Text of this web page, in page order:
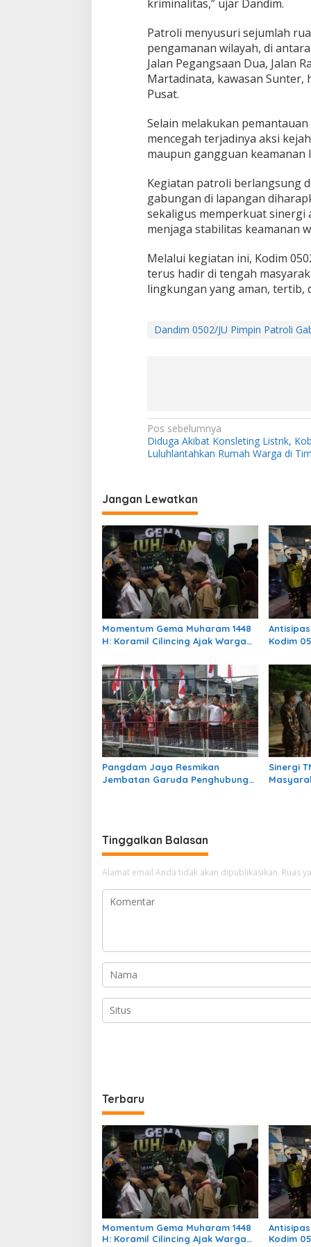
kriminalitas,” ujar Dandim.
Patroli menyusuri sejumlah
pengamanan wilayah, di
Jalan Pegangsaan Dua, Jalan
Martadinata, kawasan Sunter,
Pusat.
Selain melakukan
mencegah terjadinya aksi
maupun gangguan keamanan
Kegiatan patroli berlangsung
gabungan di lapangan
sekaligus memperkuat sinergi
menjaga stabilitas keamanan
Melalui kegiatan ini, Kodim
terus hadir di tengah
lingkungan yang aman, tertib,
Dandim 0502/JU Pimpin Patroli
N
a
i
g
a
s
i
p
o
s
Pos sebelumnya
Diduga Akibat Konsleting Listrik,
Luluhlantahkan Rumah Warga di
Jangan Lewatkan
Momentum Gema Muharam 1448
H: Koramil Cilincing Ajak Warga
Kodim
Pangdam Jaya Resmikan
Jembatan Garuda Penghubung
Sinergi
Tinggalkan Balasan
Alamat email Anda tidak akan dipublikasikan. Ruas
Terbaru
Momentum Gema Muharam 1448
H: Koramil Cilincing Ajak Warga
Kodim